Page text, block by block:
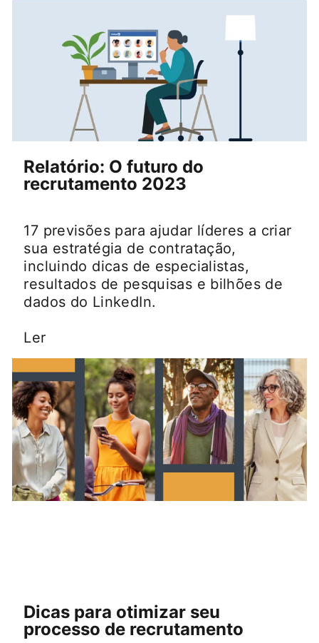
Relatório: O futuro do
recrutamento 2023
17 previsões para ajudar líderes a criar
sua estratégia de contratação,
incluindo dicas de especialistas,
resultados de pesquisas e bilhões de
dados do LinkedIn.
Ler
Dicas para otimizar seu
processo de recrutamento